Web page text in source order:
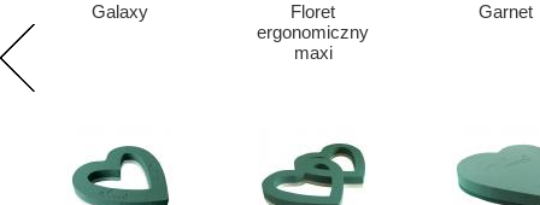
Galaxy
Floret
ergonomiczny
maxi
Garnet